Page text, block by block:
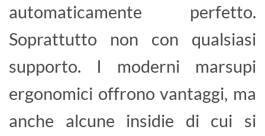
automaticamente perfetto.
Soprattutto non con qualsiasi
supporto. I moderni marsupi
ergonomici offrono vantaggi, ma
anche alcune insidie di cui si